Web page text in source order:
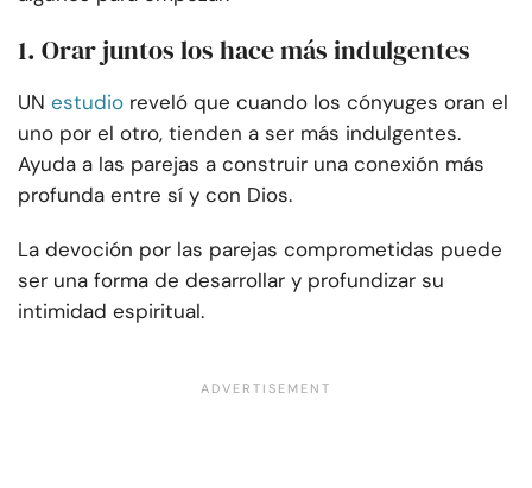
1. Orar juntos los hace más indulgentes
UN estudio reveló que cuando los cónyuges oran el
uno por el otro, tienden a ser más indulgentes.
Ayuda a las parejas a construir una conexión más
profunda entre sí y con Dios.
La devoción por las parejas comprometidas puede
ser una forma de desarrollar y profundizar su
intimidad espiritual.